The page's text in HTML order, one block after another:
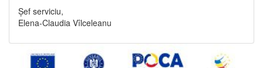
Șef serviciu,
Elena-Claudia Vîlceleanu